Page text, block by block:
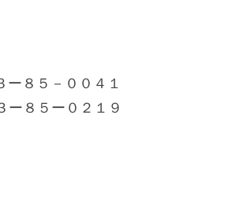
ー８５－００４１
ー８５ー０２１９